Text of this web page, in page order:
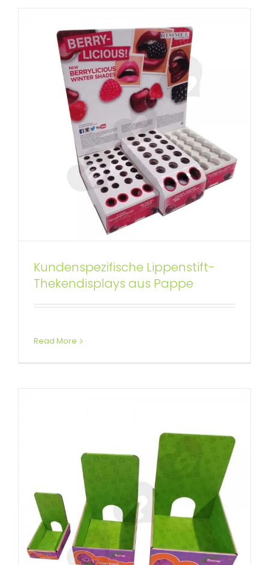
Kundenspezifische Lippenstift-
Thekendisplays aus Pappe
Read More
Kleine Thekendisplays aus
Wellpappe für den Einzelhandel
Benutzerdefinierte Thekendisplays